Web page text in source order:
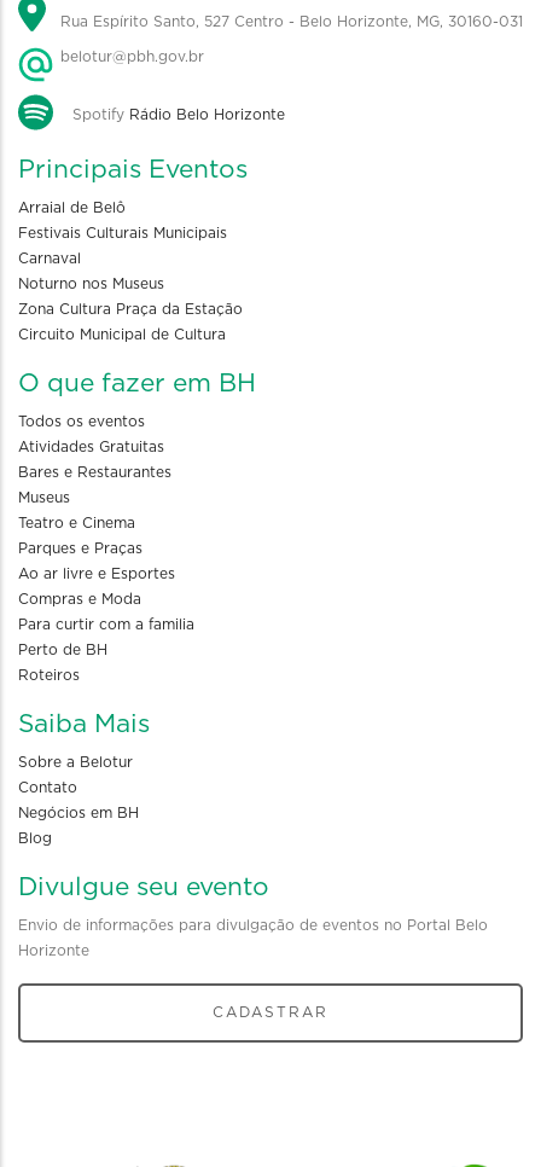
Rua Espírito Santo, 527 Centro - Belo Horizonte, MG, 30160-031
belotur@pbh.gov.br
Spotify Rádio Belo Horizonte
Principais Eventos
Arraial de Belô
Festivais Culturais Municipais
Carnaval
Noturno nos Museus
Zona Cultura Praça da Estação
Circuito Municipal de Cultura
O que fazer em BH
Todos os eventos
Atividades Gratuitas
Bares e Restaurantes
Museus
Teatro e Cinema
Parques e Praças
Ao ar livre e Esportes
Compras e Moda
Para curtir com a familia
Perto de BH
Roteiros
Saiba Mais
Sobre a Belotur
Contato
Negócios em BH
Blog
Divulgue seu evento
Envio de informações para divulgação de eventos no Portal Belo
Horizonte
CADASTRAR